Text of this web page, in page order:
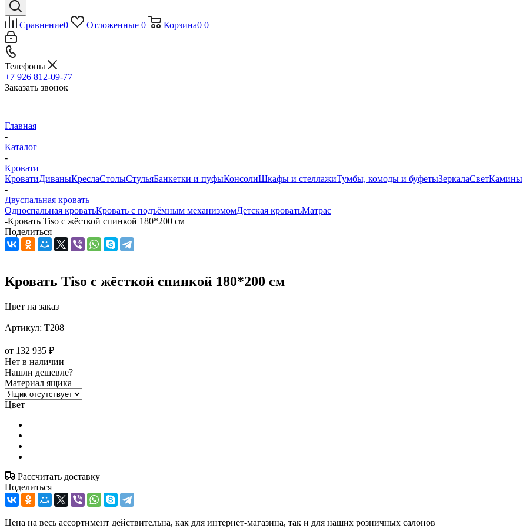
Сравнение0 Отложенные 0 Корзина0 0
Телефоны
+7 926 812-09-77
Заказать звонок
Главная
-
Каталог
-
Кровати
КроватиДиваныКреслаСтолыСтульяБанкетки и пуфыКонсолиШкафы и стеллажиТумбы, комоды и буфетыЗеркалаСветКамины
-
Двуспальная кровать
Односпальная кроватьКровать с подъёмным механизмомДетская кроватьМатрас
-Кровать Tiso с жёсткой спинкой 180*200 см
Поделиться
Кровать Tiso с жёсткой спинкой 180*200 см
Цвет на заказ
Артикул: T208
от 132 935 ₽
Нет в наличии
Нашли дешевле?
Материал ящика
Цвет
Рассчитать доставку
Поделиться
Цена на весь ассортимент действительна, как для интернет-магазина, так и для наших розничных салонов